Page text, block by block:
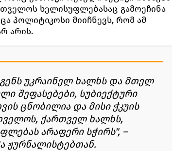
ხელისუფლებასაც გამოეჩინა
პოლიტიკოსი მიიჩნევს, რომ ამ
არის.
უკრაინელ ხალხს და მთელ
შეფასებები, სუბიექტური
ცნობილია და მისი ჭკუის
ქართველ ხალხს,
არაფერი სჭირს", –
ჟურნალისტებთან.